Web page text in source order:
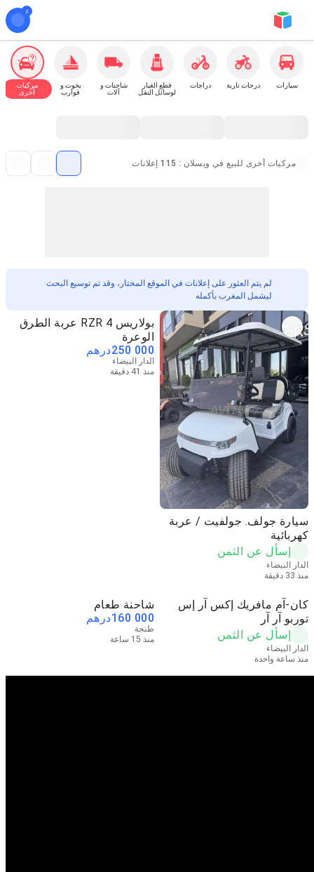
سيارات درجات نارية دراجات
قطع الغيار
لوسائل النقل
شاحنات و
آلات
يخوت و
قوارب
مركبات
أخرى
مركبات أخرى للبيع في ويسلان : 115 إعلانات
لم يتم العثور على إعلانات في الموقع المختار، وقد تم توسيع البحث
ليشمل المغرب بأكمله
سيارة جولف. جولفيت / عربة
كهربائية
إسأل عن الثمن
الدار البيضاء
منذ 33 دقيقة
بولاريس RZR 4 عربة الطرق
الوعرة
250 000درهم
الدار البيضاء
منذ 41 دقيقة
كان-آم مافريك إكس آر إس
توربو آر آر
إسأل عن الثمن
الدار البيضاء
منذ ساعة واحدة
شاحنة طعام
160 000درهم
طنجة
منذ 15 ساعة